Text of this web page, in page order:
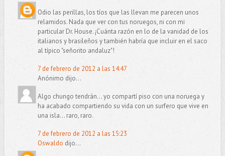
Odio las perillas, los tíos que las llevan me parecen unos
relamidos. Nada que ver con tus noruegos, ni con mi
particular Dr. House. ¡Cuánta razón en lo de la vanidad de los
italianos y brasileños y también habría que incluir en el saco
al típico "señorito andaluz"!
7 de febrero de 2012 a las 14:47
Anónimo dijo...
Algo chungo tendrán... yo compartí piso con una noruega y
ha acabado compartiendo su vida con un surfero que vive en
una isla... raro, raro.
7 de febrero de 2012 a las 15:23
Oswaldo dijo...